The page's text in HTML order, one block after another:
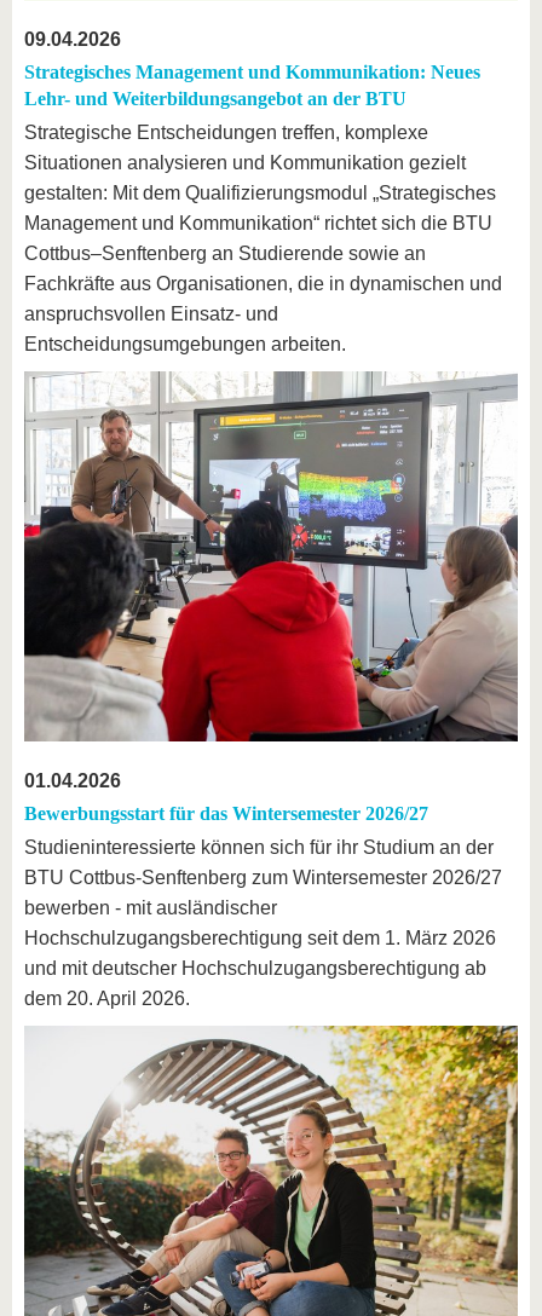
09.04.2026
Strategisches Management und Kommunikation: Neues
Lehr- und Weiterbildungsangebot an der BTU
Strategische Entscheidungen treffen, komplexe
Situationen analysieren und Kommunikation gezielt
gestalten: Mit dem Qualifizierungsmodul „Strategisches
Management und Kommunikation“ richtet sich die BTU
Cottbus–Senftenberg an Studierende sowie an
Fachkräfte aus Organisationen, die in dynamischen und
anspruchsvollen Einsatz- und
Entscheidungsumgebungen arbeiten.
01.04.2026
Bewerbungsstart für das Wintersemester 2026/27
Studieninteressierte können sich für ihr Studium an der
BTU Cottbus-Senftenberg zum Wintersemester 2026/27
bewerben - mit ausländischer
Hochschulzugangsberechtigung seit dem 1. März 2026
und mit deutscher Hochschulzugangsberechtigung ab
dem 20. April 2026.